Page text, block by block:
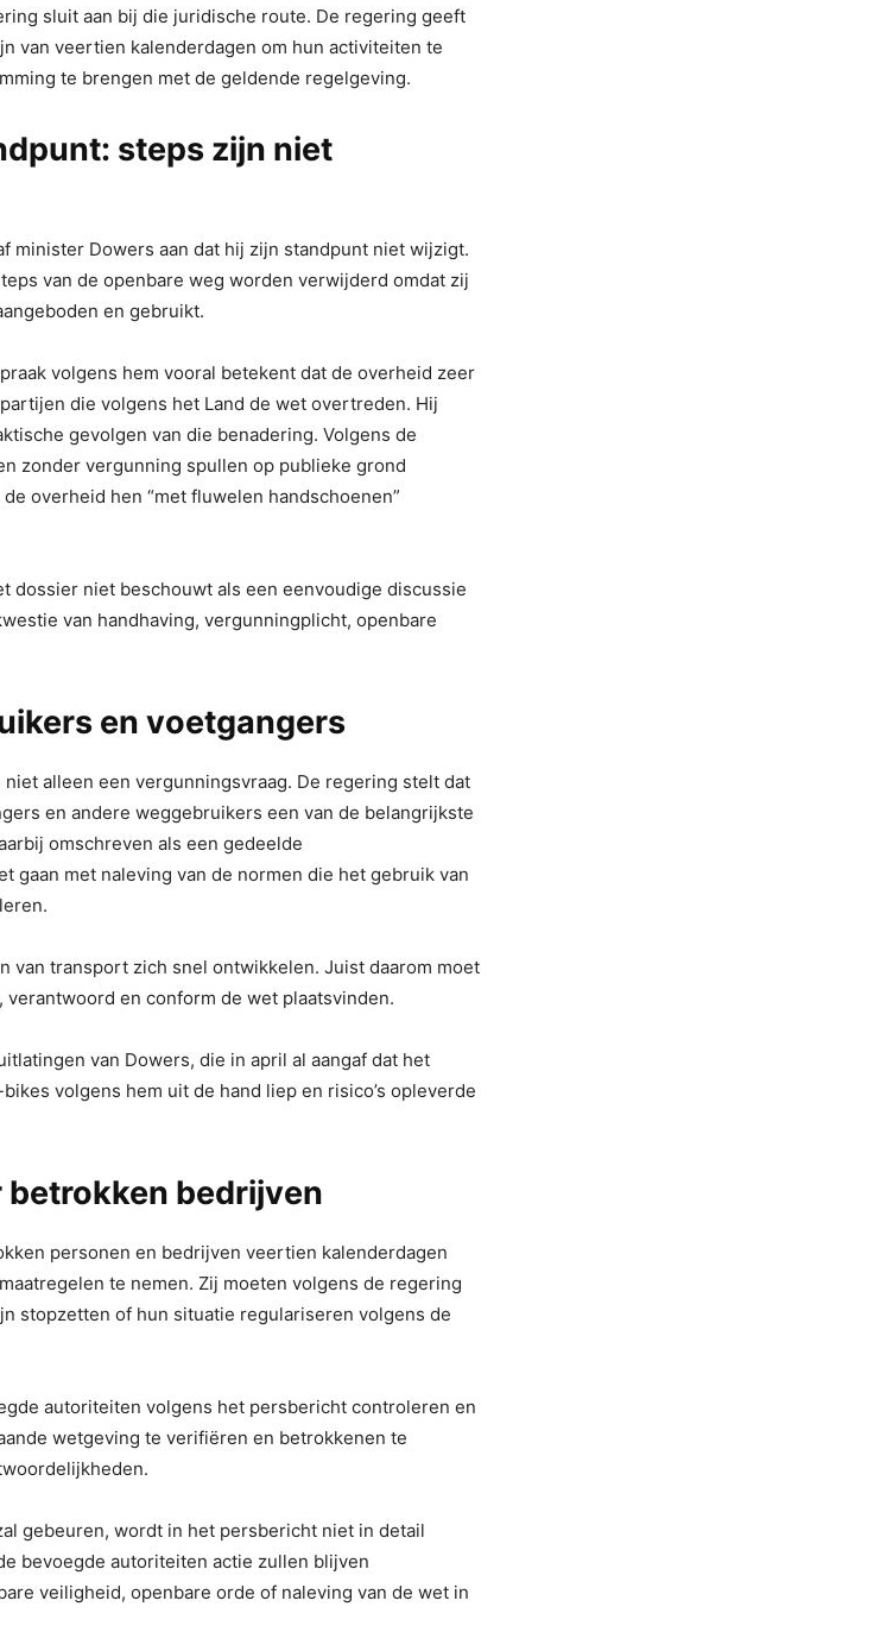
sluit aan bij die juridische route. De regering geeft
van veertien kalenderdagen om hun activiteiten te
te brengen met de geldende regelgeving.
steps zijn niet
minister Dowers aan dat hij zijn standpunt niet wijzigt.
van de openbare weg worden verwijderd omdat zij
en gebruikt.
volgens hem vooral betekent dat de overheid zeer
die volgens het Land de wet overtreden. Hij
gevolgen van die benadering. Volgens de
zonder vergunning spullen op publieke grond
overheid hen “met fluwelen handschoenen”
dossier niet beschouwt als een eenvoudige discussie
van handhaving, vergunningplicht, openbare
en voetgangers
alleen een vergunningsvraag. De regering stelt dat
en andere weggebruikers een van de belangrijkste
omschreven als een gedeelde
gaan met naleving van de normen die het gebruik van
van transport zich snel ontwikkelen. Juist daarom moet
en conform de wet plaatsvinden.
van Dowers, die in april al aangaf dat het
volgens hem uit de hand liep en risico’s opleverde
bedrijven
personen en bedrijven veertien kalenderdagen
te nemen. Zij moeten volgens de regering
stopzetten of hun situatie regulariseren volgens de
autoriteiten volgens het persbericht controleren en
wetgeving te verifiëren en betrokkenen te
gebeuren, wordt in het persbericht niet in detail
bevoegde autoriteiten actie zullen blijven
veiligheid, openbare orde of naleving van de wet in